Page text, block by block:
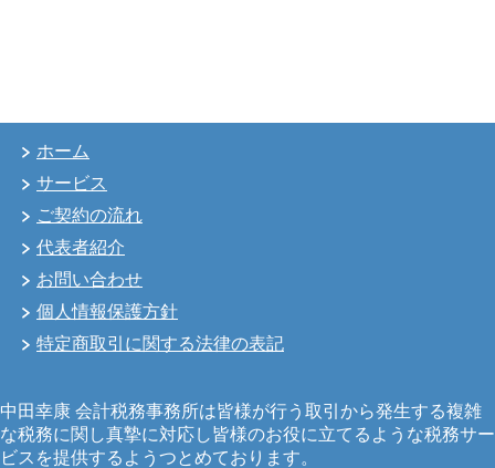
ホーム
サービス
ご契約の流れ
代表者紹介
お問い合わせ
個人情報保護方針
特定商取引に関する法律の表記
中田幸康 会計税務事務所は皆様が行う取引から発生する複雑
な税務に関し真摯に対応し皆様のお役に立てるような税務サー
ビスを提供するようつとめております。